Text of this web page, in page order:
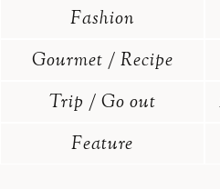
Fashion
Gourmet / Recipe
Trip / Go out
Feature